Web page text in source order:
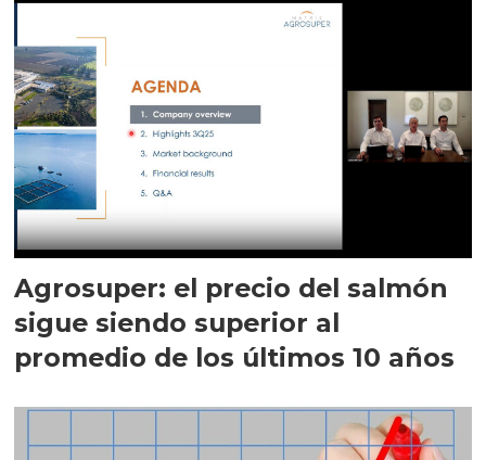
Agrosuper: el precio del salmón
sigue siendo superior al
promedio de los últimos 10 años